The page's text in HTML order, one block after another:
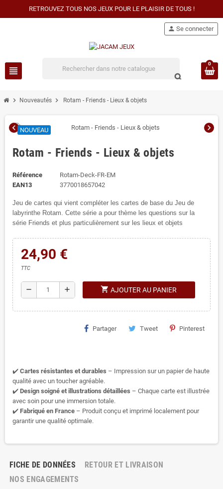
RETROUVEZ TOUS NOS JEUX POUR LE PLAISIR DE TOUS !
view_headline
search
person Se connecter
0
chevron_right Nouveautés chevron_right Rotam - Friends - Lieux & objets
chevron_left chevron_right
NOUVEAU
Rotam - Friends - Lieux & objets
Référence
Rotam-Deck-FR-EM
EAN13
3770018657042
Jeu de cartes qui vient compléter les cartes de base du Jeu de
labyrinthe Rotam. Cette série a pour thème les questions sur la
série Friends et plus particulièrement sur les lieux et objets
24,90 €
TTC
remove add shopping_cart AJOUTER AU PANIER
Partager Tweet Pinterest
✔️ Cartes résistantes et durables – Impression sur un papier de haute
qualité avec un toucher agréable.
✔️ Design soigné et illustrations détaillées – Chaque carte est illustrée
avec soin pour une immersion totale.
✔️ Fabriqué en France – Produit conçu et imprimé localement pour
garantir une qualité optimale.
FICHE DE DONNÉES
RETOUR ET LIVRAISON
NOS ENGAGEMENTS